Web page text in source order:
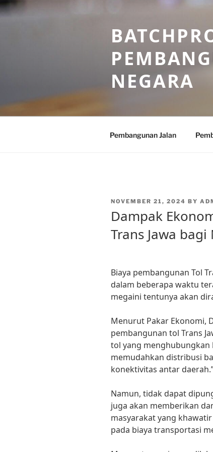
Skip
to
NEGARA
Pembangunan Jalan
POSTED
NOVEMBER 21, 2024 BY
Dampak
Trans Jawa
Biaya pembangunan Tol
dalam beberapa waktu
megaini tentunya akan
Menurut Pakar Ekonomi,
pembangunan tol Trans
tol yang menghubungkan
memudahkan distribusi
konektivitas antar
Namun, tidak dapat
juga akan memberikan
masyarakat yang
pada biaya transportasi